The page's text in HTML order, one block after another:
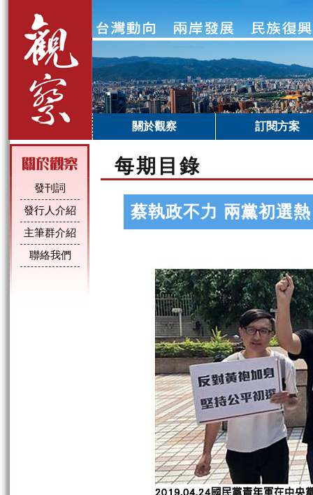
關於觀察 訂閱方案
發刊詞
發行人介紹
主筆群介紹
聯絡我們
每期目錄
蔡執政不力 兩黨初選